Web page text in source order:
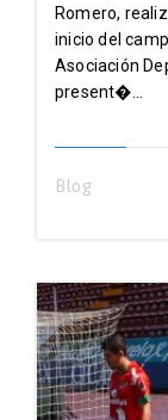
Romero,
inicio del
Asociación
present�...
Blog